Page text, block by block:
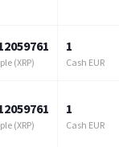
(XRP)
1
Cash EUR
(XRP)
1
Cash EUR